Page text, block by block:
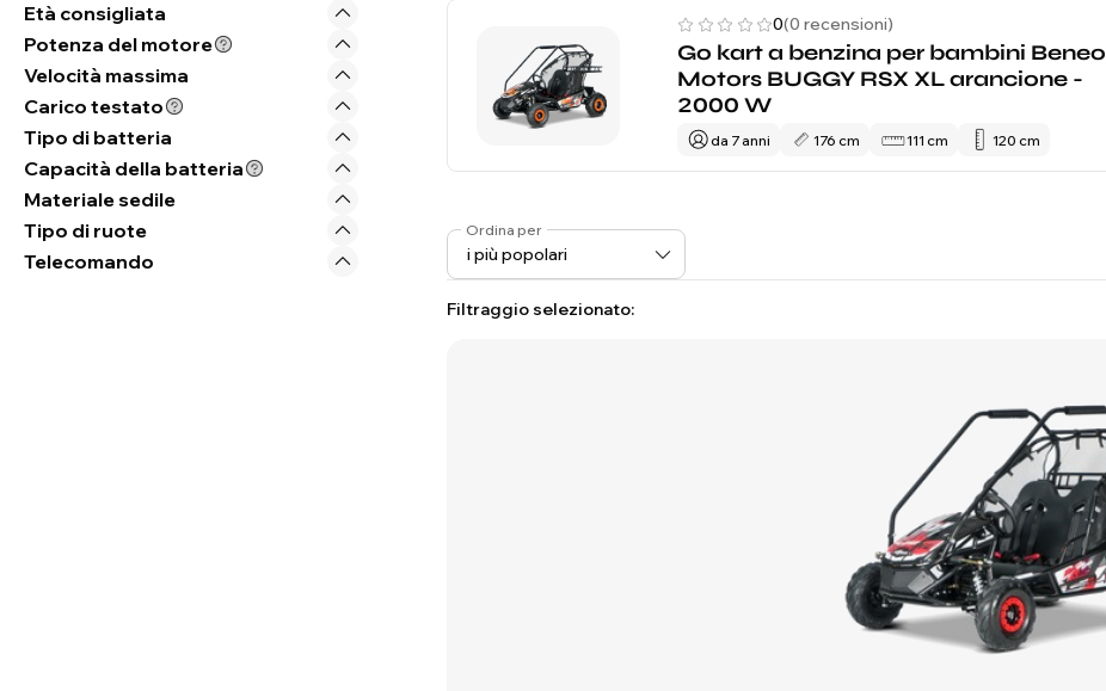
Età consigliata
Potenza del motore
Velocità massima
Carico testato
Tipo di batteria
Capacità della batteria
Materiale sedile
Tipo di ruote
Telecomando
0(0 recensioni)
Go kart a benzina per bambini Beneo
Motors BUGGY RSX XL arancione -
2000 W
da 7 anni 176 cm 111 cm 120 cm
Ordina per
Filtraggio selezionato: